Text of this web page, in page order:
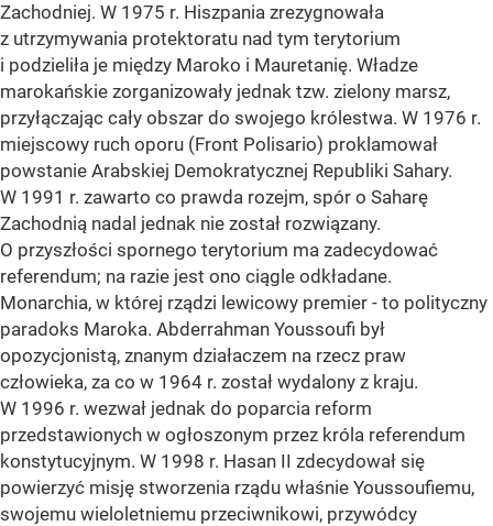
Zachodniej. W 1975 r. Hiszpania zrezygnowała
z utrzymywania protektoratu nad tym terytorium
i podzieliła je między Maroko i Mauretanię. Władze
marokańskie zorganizowały jednak tzw. zielony marsz,
przyłączając cały obszar do swojego królestwa. W 1976 r.
miejscowy ruch oporu (Front Polisario) proklamował
powstanie Arabskiej Demokratycznej Republiki Sahary.
W 1991 r. zawarto co prawda rozejm, spór o Saharę
Zachodnią nadal jednak nie został rozwiązany.
O przyszłości spornego terytorium ma zadecydować
referendum; na razie jest ono ciągle odkładane.
Monarchia, w której rządzi lewicowy premier - to polityczny
paradoks Maroka. Abderrahman Youssoufi był
opozycjonistą, znanym działaczem na rzecz praw
człowieka, za co w 1964 r. został wydalony z kraju.
W 1996 r. wezwał jednak do poparcia reform
przedstawionych w ogłoszonym przez króla referendum
konstytucyjnym. W 1998 r. Hasan II zdecydował się
powierzyć misję stworzenia rządu właśnie Youssoufiemu,
swojemu wieloletniemu przeciwnikowi, przywódcy